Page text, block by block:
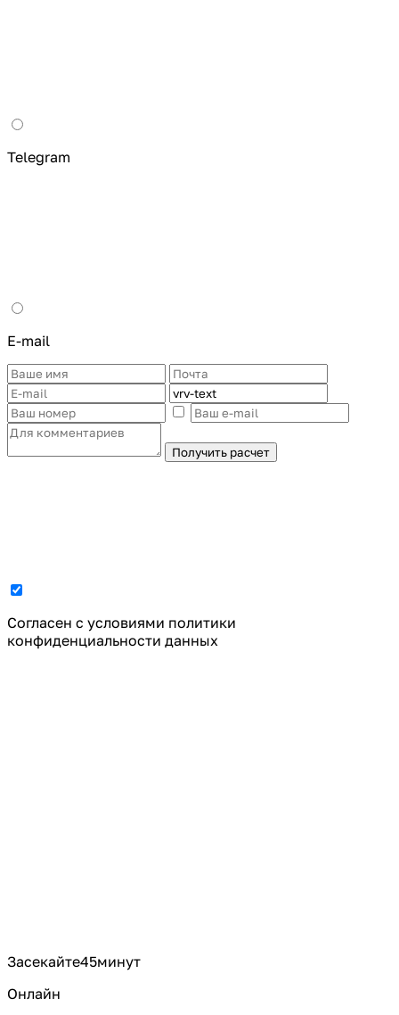
Telegram
E-mail
Получить расчет
Cогласен с условиями политики
конфиденциальности данных
Засекайте45минут
Онлайн